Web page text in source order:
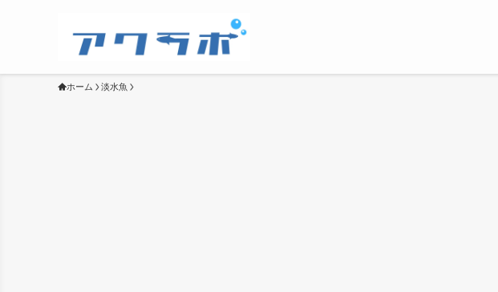
ホーム 淡水魚